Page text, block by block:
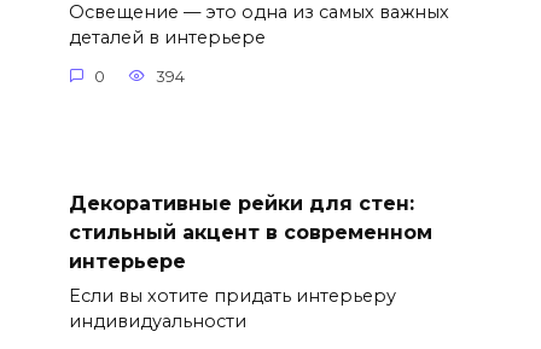
Освещение — это одна из самых важных
деталей в интерьере
0 394
Декоративные рейки для стен:
стильный акцент в современном
интерьере
Если вы хотите придать интерьеру
индивидуальности